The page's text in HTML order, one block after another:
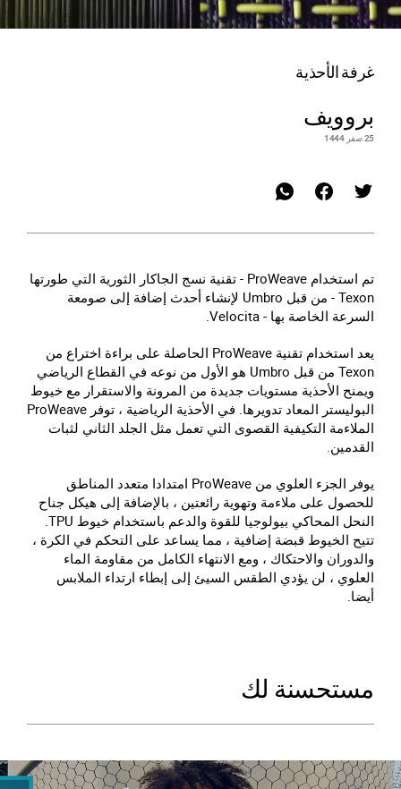
غرفة الأحذية
بروويف
25 صفر 1444
تم استخدام ProWeave - تقنية نسج الجاكار الثورية التي طورتها
Texon - من قبل Umbro لإنشاء أحدث إضافة إلى صومعة
السرعة الخاصة بها - Velocita.
يعد استخدام تقنية ProWeave الحاصلة على براءة اختراع من
Texon من قبل Umbro هو الأول من نوعه في القطاع الرياضي
ويمنح الأحذية مستويات جديدة من المرونة والاستقرار مع خيوط
البوليستر المعاد تدويرها. في الأحذية الرياضية ، توفر ProWeave
الملاءمة التكيفية القصوى التي تعمل مثل الجلد الثاني لثبات
القدمين.
يوفر الجزء العلوي من ProWeave امتدادا متعدد المناطق
للحصول على ملاءمة وتهوية رائعتين ، بالإضافة إلى هيكل جناح
النحل المحاكي بيولوجيا للقوة والدعم باستخدام خيوط TPU.
تتيح الخيوط قبضة إضافية ، مما يساعد على التحكم في الكرة ،
والدوران والاحتكاك ، ومع الانتهاء الكامل من مقاومة الماء
العلوي ، لن يؤدي الطقس السيئ إلى إبطاء ارتداء الملابس
أيضا.
مستحسنة لك